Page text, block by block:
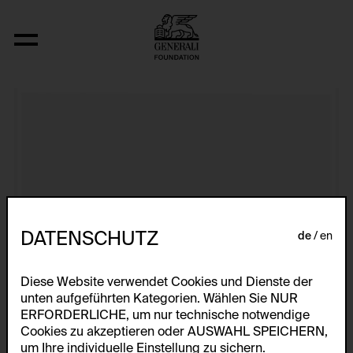
Aus der Serie "U.F.O.-naut J.K. (U.F.O.)"
DATENSCHUTZ de en
Diese Website verwendet Cookies und Dienste der
unten aufgeführten Kategorien. Wählen Sie NUR
ERFORDERLICHE, um nur technische notwendige
Cookies zu akzeptieren oder AUSWAHL SPEICHERN,
um Ihre individuelle Einstellung zu sichern.